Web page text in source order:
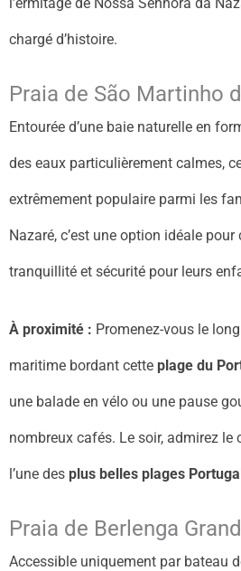
chargé d’histoire.
Praia de São Martinho
Entourée d’une baie naturelle en
des eaux particulièrement calmes,
extrêmement populaire parmi les
Nazaré, c’est une option idéale
tranquillité et sécurité pour leurs
À proximité : Promenez-vous le
maritime bordant cette plage du
une balade en vélo ou une pause
nombreux cafés. Le soir, admirez le
l’une des plus belles plages
Praia de Berlenga
Accessible uniquement par bateau